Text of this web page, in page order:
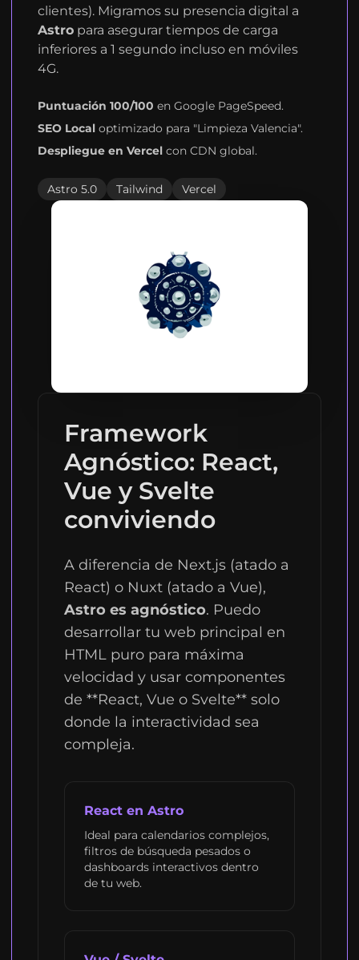
clientes). Migramos su presencia digital a
Astropara asegurar tiempos de carga
inferiores a 1 segundo incluso en móviles
4G.
Puntuación 100/100 en Google PageSpeed.
SEO Localoptimizado para "Limpieza Valencia".
Despliegue en Vercelcon CDN global.
Astro 5.0 Tailwind Vercel
Framework
Agnóstico: React,
Vue y Svelte
conviviendo
A diferencia de Next.js (atado a
React) o Nuxt (atado a Vue),
Astro es agnóstico. Puedo
desarrollar tu web principal en
HTML puro para máxima
velocidad y usar componentes
de **React, Vue o Svelte** solo
donde la interactividad sea
compleja.
React en Astro
Ideal para calendarios complejos,
filtros de búsqueda pesados o
dashboards interactivos dentro
de tu web.